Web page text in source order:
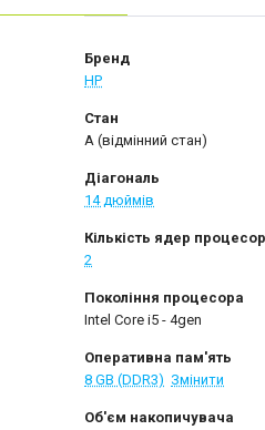
Бренд
HP
Стан
A (відмінний стан)
Діагональ
14 дюймів
Кількість ядер
2
Покоління процесора
Intel Core i5 - 4gen
Оперативна пам'ять
8 GB (DDR3) Змінити
Об'єм накопичувача